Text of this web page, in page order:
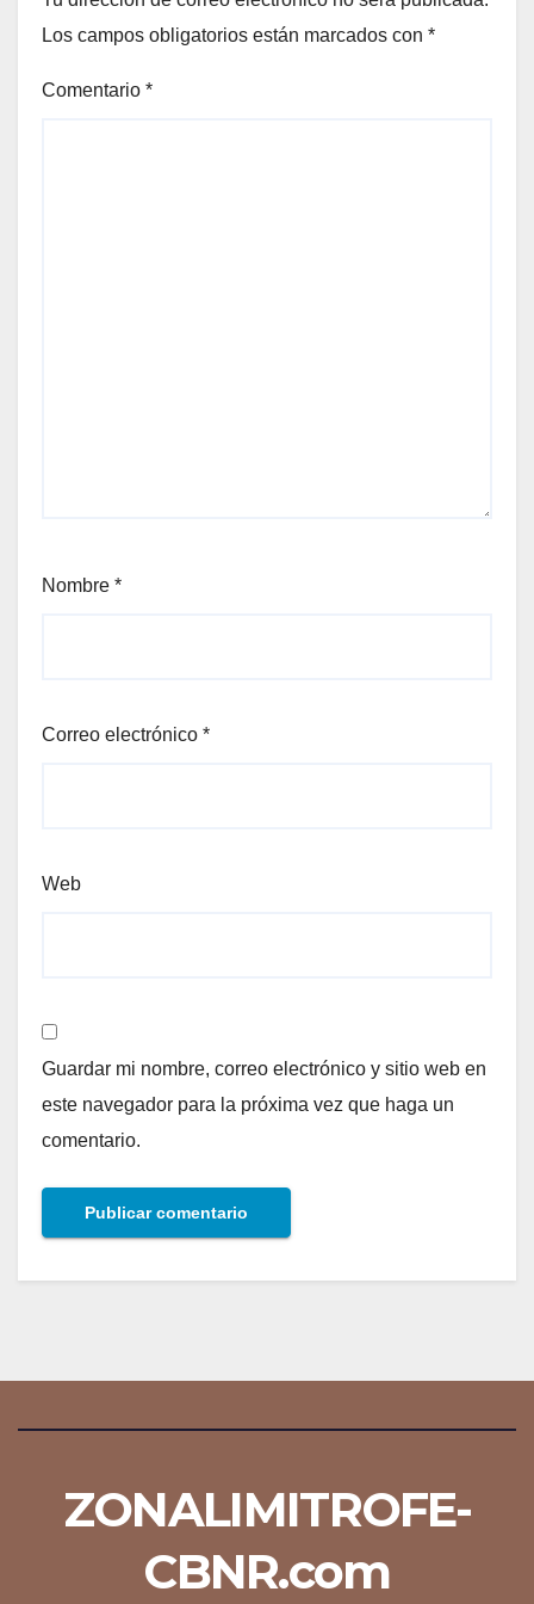
Los campos obligatorios están marcados con *
Comentario *
Nombre *
Correo electrónico *
Web
Guardar mi nombre, correo electrónico y sitio web en
este navegador para la próxima vez que haga un
comentario.
ZONALIMITROFE-
CBNR.com